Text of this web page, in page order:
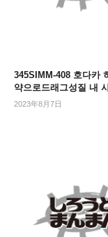
345SIMM-408 호다카
약으로드래그성질 내
2023年8月7日